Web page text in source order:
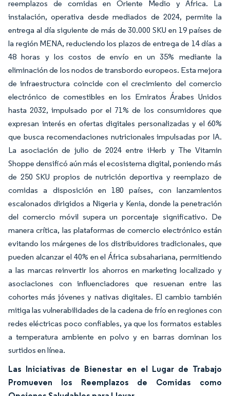
reemplazos de comidas en Oriente Medio y África. La
instalación, operativa desde mediados de 2024, permite la
entrega al día siguiente de más de 30.000 SKU en 19 países de
la región MENA, reduciendo los plazos de entrega de 14 días a
48 horas y los costos de envío en un 35% mediante la
eliminación de los nodos de transbordo europeos. Esta mejora
de infraestructura coincide con el crecimiento del comercio
electrónico de comestibles en los Emiratos Árabes Unidos
hasta 2032, impulsado por el 71% de los consumidores que
expresan interés en ofertas digitales personalizadas y el 60%
que busca recomendaciones nutricionales impulsadas por IA.
La asociación de julio de 2024 entre iHerb y The Vitamin
Shoppe densificó aún más el ecosistema digital, poniendo más
de 250 SKU propios de nutrición deportiva y reemplazo de
comidas a disposición en 180 países, con lanzamientos
escalonados dirigidos a Nigeria y Kenia, donde la penetración
del comercio móvil supera un porcentaje significativo. De
manera crítica, las plataformas de comercio electrónico están
evitando los márgenes de los distribuidores tradicionales, que
pueden alcanzar el 40% en el África subsahariana, permitiendo
a las marcas reinvertir los ahorros en marketing localizado y
asociaciones con influenciadores que resuenan entre las
cohortes más jóvenes y nativas digitales. El cambio también
mitiga las vulnerabilidades de la cadena de frío en regiones con
redes eléctricas poco confiables, ya que los formatos estables
a temperatura ambiente en polvo y en barras dominan los
surtidos en línea.
Las Iniciativas de Bienestar en el Lugar de Trabajo
Promueven los Reemplazos de Comidas como